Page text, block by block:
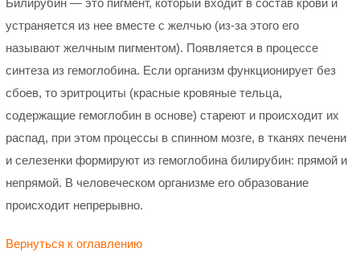
устраняется из нее вместе с желчью (из-за этого его
называют желчным пигментом). Появляется в процессе
синтеза из гемоглобина. Если организм функционирует без
сбоев, то эритроциты (красные кровяные тельца,
содержащие гемоглобин в основе) стареют и происходит их
распад, при этом процессы в спинном мозге, в тканях печени
и селезенки формируют из гемоглобина билирубин: прямой и
непрямой. В человеческом организме его образование
происходит непрерывно.
Вернуться к оглавлению